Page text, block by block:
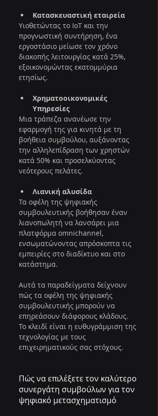
Κατασκευαστική εταιρεία
Υιοθετώντας το IoT και την
προγνωστική συντήρηση, ένα
εργοστάσιο μείωσε τον χρόνο
διακοπής λειτουργίας κατά 25%,
εξοικονομώντας εκατομμύρια
ετησίως.
Χρηματοοικονομικές
Υπηρεσίες
Μια τράπεζα ανανέωσε την
εφαρμογή της για κινητά με τη
βοήθεια συμβούλου, αυξάνοντας
την αλληλεπίδραση των χρηστών
κατά 50% και προσελκύοντας
νεότερους πελάτες.
Λιανική αλυσίδα
Τα οφέλη της ψηφιακής
συμβουλευτικής βοήθησαν έναν
λιανοπωλητή να λανσάρει μια
πλατφόρμα omnichannel,
ενσωματώνοντας απρόσκοπτα τις
εμπειρίες στο διαδίκτυο και στο
κατάστημα.
Αυτά τα παραδείγματα δείχνουν
πώς τα οφέλη της ψηφιακής
συμβουλευτικής μπορούν να
επηρεάσουν διάφορους κλάδους.
Το κλειδί είναι η ευθυγράμμιση της
τεχνολογίας με τους
επιχειρηματικούς σας στόχους.
Πώς να επιλέξετε τον καλύτερο
συνεργάτη συμβούλων για τον
ψηφιακό μετασχηματισμό